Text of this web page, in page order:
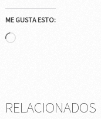
ME GUSTA ESTO:
Cargando...
RELACIONADOS